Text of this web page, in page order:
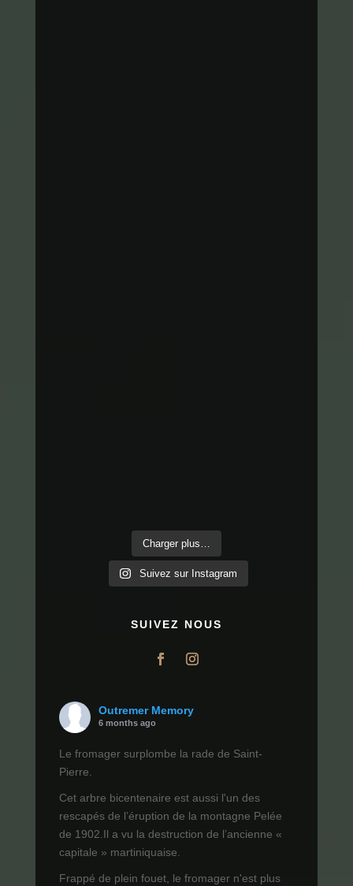
Charger plus…
Suivez sur Instagram
SUIVEZ NOUS
Outremer Memory
6 months ago
Le fromager surplombe la rade de Saint-
Pierre.
Cet arbre bicentenaire est aussi l'un des
rescapés de l’éruption de la montagne Pelée
de 1902.Il a vu la destruction de l’ancienne «
capitale » martiniquaise.
Frappé de plein fouet, le fromager n'est plus